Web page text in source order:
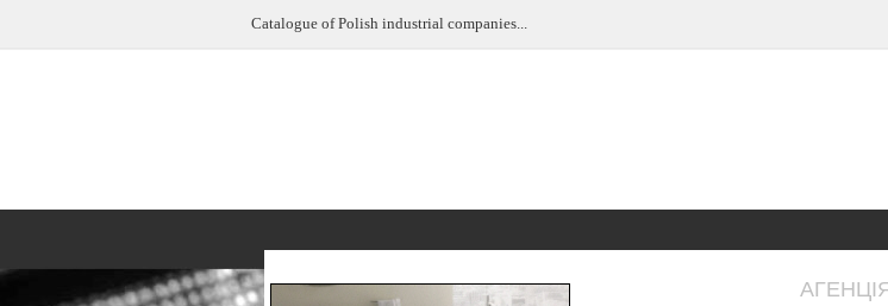
Catalogue of Polish industrial companies...